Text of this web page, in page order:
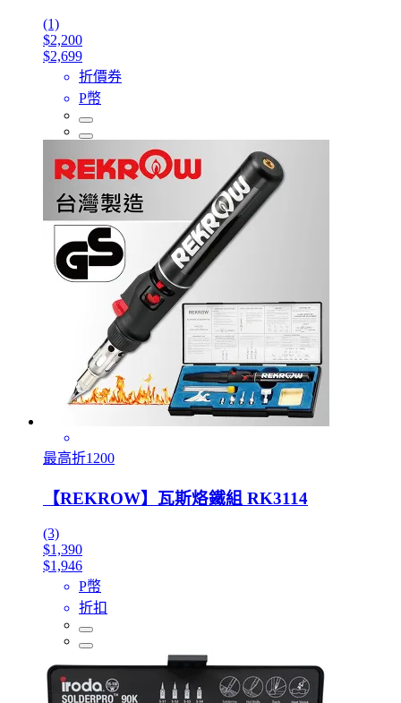
(1)
$2,200
$2,699
折價券
P幣
最高折1200
【REKROW】瓦斯烙鐵組 RK3114
(3)
$1,390
$1,946
P幣
折扣